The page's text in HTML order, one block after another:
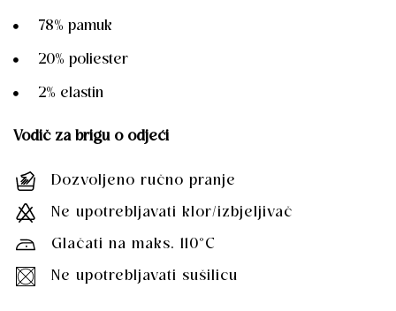
78% pamuk
20% poliester
2% elastin
Vodič za brigu o odjeći
Dozvoljeno ručno pranje
Ne upotrebljavati klor/izbjeljivač
Glačati na maks. 110°C
Ne upotrebljavati sušilicu